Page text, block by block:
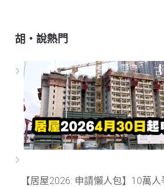
胡‧說熱門
【居屋2026: 申請懶人包】10萬